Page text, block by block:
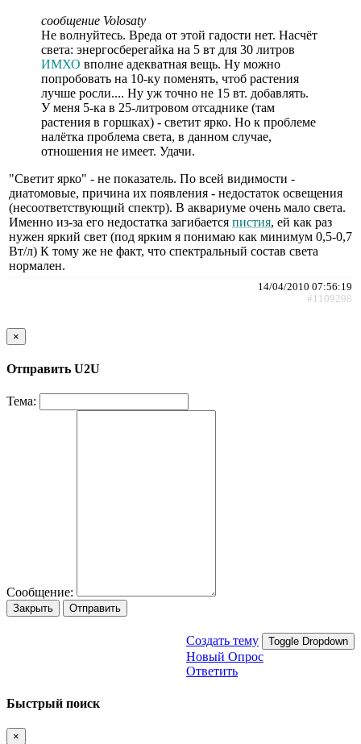
сообщение Volosaty
Не волнуйтесь. Вреда от этой гадости нет. Насчёт
света: энергосберегайка на 5 вт для 30 литров
ИМХО вполне адекватная вещь. Ну можно
попробовать на 10-ку поменять, чтоб растения
лучше росли.... Ну уж точно не 15 вт. добавлять.
У меня 5-ка в 25-литровом отсаднике (там
растения в горшках) - светит ярко. Но к проблеме
налётка проблема света, в данном случае,
отношения не имеет. Удачи.
"Светит ярко" - не показатель. По всей видимости -
диатомовые, причина их появления - недостаток освещения
(несоответствующий спектр). В аквариуме очень мало света.
Именно из-за его недостатка загибается пистия, ей как раз
нужен яркий свет (под ярким я понимаю как минимум 0,5-0,7
Вт/л) К тому же не факт, что спектральный состав света
нормален.
14/04/2010 07:56:19
#1109298
×
Отправить U2U
Тема:
Сообщение:
Закрыть Отправить
Создать тему Toggle Dropdown
Новый Опрос
Ответить
Быстрый поиск
×